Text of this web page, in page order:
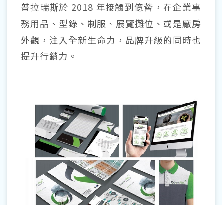
普拉瑞斯於 2018 年接觸到億薈，在企業事
務用品、型錄、制服、展覽攤位、或是廠房
外觀，注入全新生命力，品牌升級的同時也
提升行銷力。